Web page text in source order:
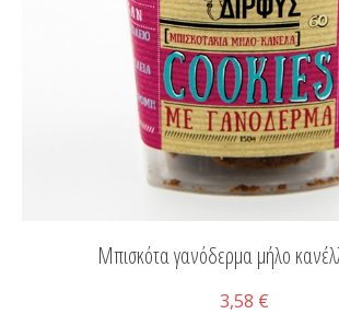
Μπισκότα γανόδερμα μήλο
3,58 €